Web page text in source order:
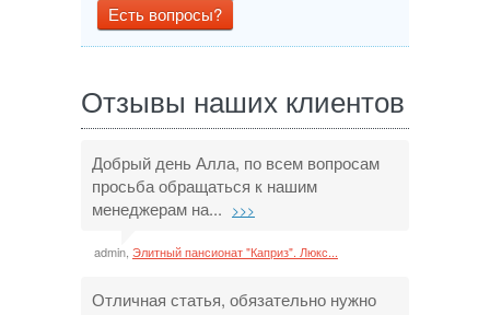
Есть вопросы?
Отзывы наших клиентов
Добрый день Алла, по всем вопросам
просьба обращаться к нашим
менеджерам на...
>>>
admin, Элитный пансионат "Каприз". Люкс...
Отличная статья, обязательно нужно